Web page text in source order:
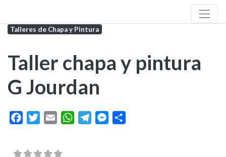
Talleres de Chapa y Pintura
Taller chapa y pintura
G Jourdan
FacebookTwitterEmail WhatsAppTelegramMessenger